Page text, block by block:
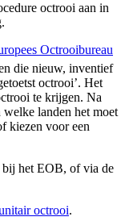
octrooi aan in
Octrooibureau
die nieuw, inventief
octrooi’. Het
te krijgen. Na
landen het moet
kiezen voor een
bij het EOB, of via de
octrooi.